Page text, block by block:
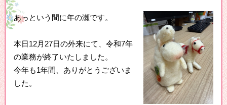
あっという間に年の瀬です。
本日12月27日の外来にて、令和7年
の業務が終了いたしました。
今年も1年間、ありがとうございま
した。